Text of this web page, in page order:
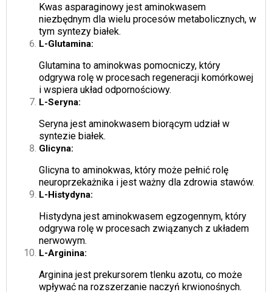
Kwas asparaginowy jest aminokwasem
niezbędnym dla wielu procesów metabolicznych, w
tym syntezy białek.
L-Glutamina:
Glutamina to aminokwas pomocniczy, który
odgrywa rolę w procesach regeneracji komórkowej
i wspiera układ odpornościowy.
L-Seryna:
Seryna jest aminokwasem biorącym udział w
syntezie białek.
Glicyna:
Glicyna to aminokwas, który może pełnić rolę
neuroprzekażnika i jest ważny dla zdrowia stawów.
L-Histydyna:
Histydyna jest aminokwasem egzogennym, który
odgrywa rolę w procesach związanych z układem
nerwowym.
L-Arginina:
Arginina jest prekursorem tlenku azotu, co może
wpływać na rozszerzanie naczyń krwionośnych.